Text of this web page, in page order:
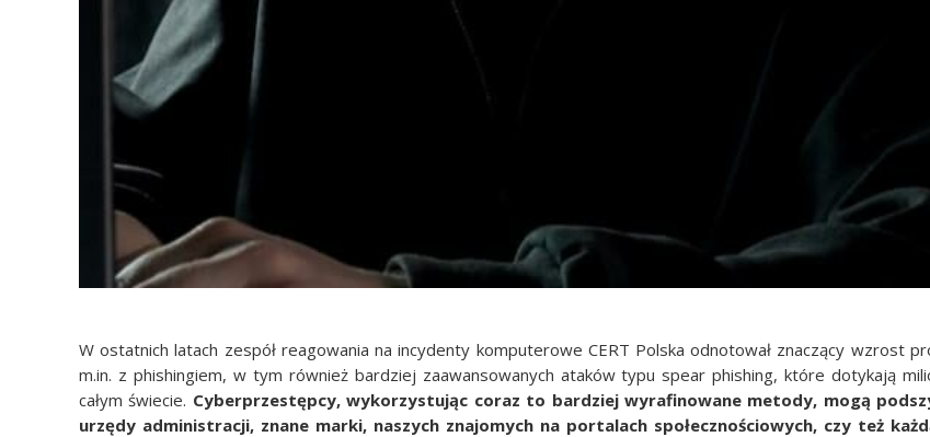
W ostatnich latach zespół reagowania na incydenty komputerowe CERT Polska odnotował znaczący wzrost
m.in. z phishingiem, w tym również bardziej zaawansowanych ataków typu spear phishing, które dotykają
całym świecie. Cyberprzestępcy, wykorzystując coraz to bardziej wyrafinowane metody, mogą
urzędy administracji, znane marki, naszych znajomych na portalach społecznościowych, czy też